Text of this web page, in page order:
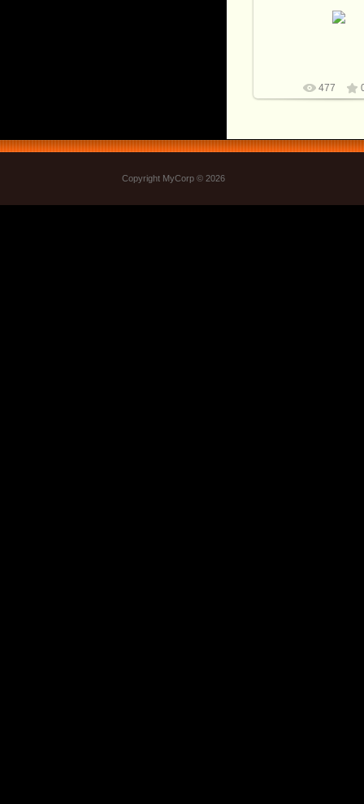
Рукоять бивень и
477
Copyright MyCorp © 2026